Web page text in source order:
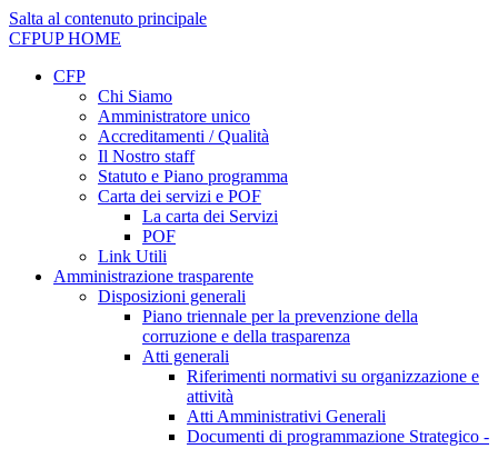
Salta al contenuto principale
CFPUPHOME
CFP
Chi Siamo
Amministratore unico
Accreditamenti / Qualità
Il Nostro staff
Statuto e Piano programma
Carta dei servizi e POF
La carta dei Servizi
POF
Link Utili
Amministrazione trasparente
Disposizioni generali
Piano triennale per la prevenzione della
corruzione e della trasparenza
Atti generali
Riferimenti normativi su organizzazione e
attività
Atti Amministrativi Generali
Documenti di programmazione Strategico -